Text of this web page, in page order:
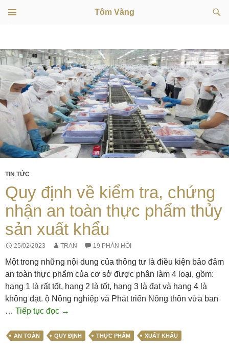
Tôm Vàng
kiếm
NỘI
DUNG
TIN TỨC
Quy định về kiểm tra, chứng
nhận an toàn thực phẩm thủy
sản xuất khẩu
25/02/2023 TRAN 19 PHẢN HỒI
Một trong những nội dung của thông tư là điều kiện bảo đảm
an toàn thực phẩm của cơ sở được phân làm 4 loại, gồm:
hạng 1 là rất tốt, hạng 2 là tốt, hạng 3 là đạt và hạng 4 là
không đạt. ộ Nông nghiệp và Phát triển Nông thôn vừa ban
… Tiếp tục đọc Quy
về
→
AN TOÀN QUY ĐỊNH THỰC PHẨM XUẤT KHẨU